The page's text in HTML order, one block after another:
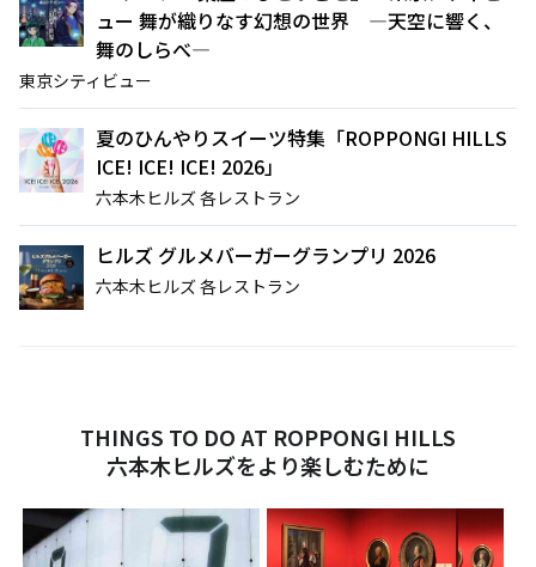
ュー 舞が織りなす幻想の世界 ―天空に響く、
舞のしらべ―
東京シティビュー
夏のひんやりスイーツ特集「ROPPONGI HILLS
ICE! ICE! ICE! 2026」
六本木ヒルズ 各レストラン
ヒルズ グルメバーガーグランプリ 2026
六本木ヒルズ 各レストラン
THINGS TO DO AT ROPPONGI HILLS
六本木ヒルズをより楽しむために